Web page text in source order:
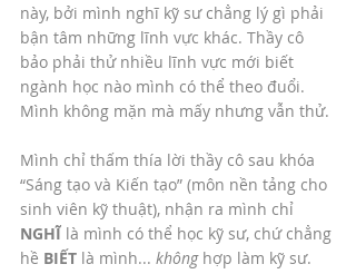
này, bởi mình nghĩ kỹ sư chẳng lý gì phải
bận tâm những lĩnh vực khác. Thầy cô
bảo phải thử nhiều lĩnh vực mới biết
ngành học nào mình có thể theo đuổi.
Mình không mặn mà mấy nhưng vẫn thử.
Mình chỉ thấm thía lời thầy cô sau khóa
“Sáng tạo và Kiến tạo” (môn nền tảng cho
sinh viên kỹ thuật), nhận ra mình chỉ
NGHĨ là mình có thể học kỹ sư, chứ chẳng
hề BIẾT là mình... không hợp làm kỹ sư.